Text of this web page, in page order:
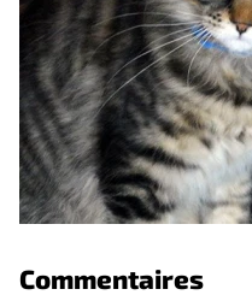
Commentaires